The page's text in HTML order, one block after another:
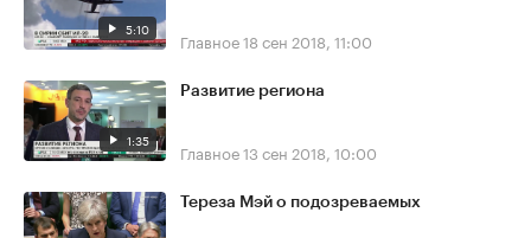
5:10 Главное18 сен 2018, 11:00
1:35
Развитие региона
Главное13 сен 2018, 10:00
Тереза Мэй о подозреваемых